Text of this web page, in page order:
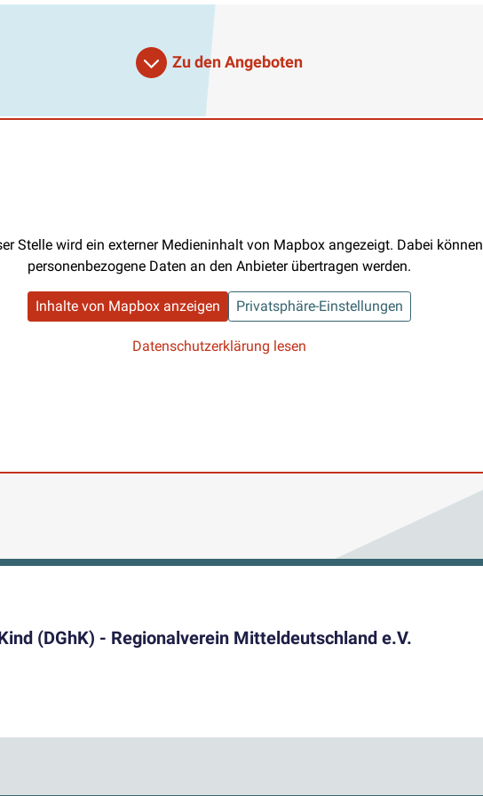
Zu den Angeboten
Stelle wird ein externer Medieninhalt von Mapbox angezeigt. Dabei können
personenbezogene Daten an den Anbieter übertragen werden.
Inhalte von Mapbox anzeigen Privatsphäre-Einstellungen
Datenschutzerklärung lesen
(DGhK) - Regionalverein Mitteldeutschland e.V.